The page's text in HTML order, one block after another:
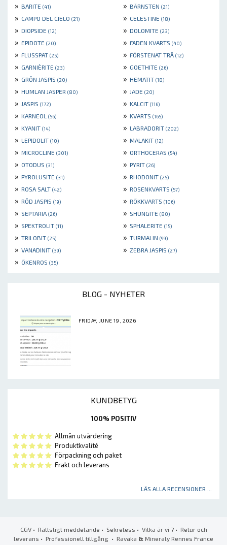
» BARITE (41) » BÄRNSTEN (21)
» CAMPO DEL CIELO (21) » CELESTINE (18)
» DIOPSIDE (12) » DOLOMITE (23)
» EPIDOTE (20) » FADEN KVARTS (40)
» FLUSSPAT (25) » FÖRSTENAT TRÄ (12)
» GARNIÈRITE (23) » GOETHITE (26)
» GRÖN JASPIS (20) » HEMATIT (18)
» HUMLAN JASPER (80) » JADE (20)
» JASPIS (172) » KALCIT (116)
» KARNEOL (56) » KVARTS (165)
» KYANIT (14) » LABRADORIT (202)
» LEPIDOLIT (10) » MALAKIT (12)
» MICROCLINE (301) » ORTHOCERAS (54)
» OTODUS (31) » PYRIT (26)
» PYROLUSITE (31) » RHODONIT (25)
» ROSA SALT (42) » ROSENKVARTS (57)
» RÖD JASPIS (19) » RÖKKVARTS (106)
» SEPTARIA (26) » SHUNGITE (80)
» SPEKTROLIT (11) » SPHALERITE (15)
» TRILOBIT (25) » TURMALIN (99)
» VANADINIT (39) » ZEBRA JASPIS (27)
» ÖKENROS (35)
BLOG - NYHETER
FRIDAY, JUNE 19, 2026
KUNDBETYG
100% POSITIV
Allmän utvärdering
Produktkvalité
Förpackning och paket
Frakt och leverans
LÄS ALLA RECENSIONER ...
CGV• Rättsligt meddelande • Sekretess • Vilka är vi ?• Retur och
leverans • Professionell tillgång • Ravaka & Mineraly Rennes France